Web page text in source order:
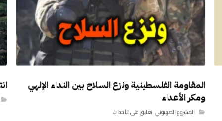
المقاومة الفلسطينية ونزع السلاح بين النداء الإلهي
ومكر الأعداء
المشروع الصهيوني,تعليق على الأحداث